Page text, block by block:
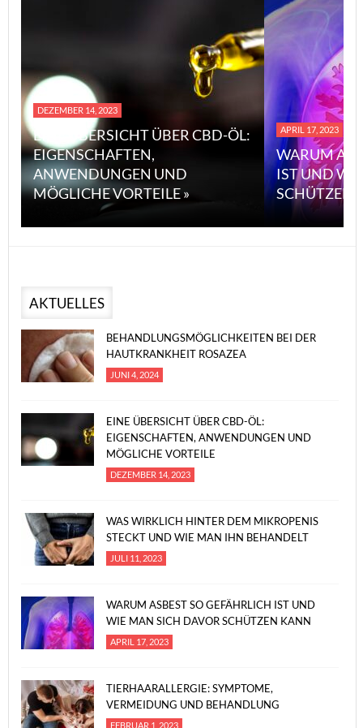
DEZEMBER 14, 2023
EINE ÜBERSICHT ÜBER CBD-ÖL:
EIGENSCHAFTEN,
ANWENDUNGEN UND
MÖGLICHE VORTEILE »
APRIL 17, 2023
WARUM
IST UND
SCHÜTZEN
AKTUELLES
BEHANDLUNGSMÖGLICHKEITEN BEI DER
HAUTKRANKHEIT ROSAZEA
JUNI 4, 2024
EINE ÜBERSICHT ÜBER CBD-ÖL:
EIGENSCHAFTEN, ANWENDUNGEN UND
MÖGLICHE VORTEILE
DEZEMBER 14, 2023
WAS WIRKLICH HINTER DEM MIKROPENIS
STECKT UND WIE MAN IHN BEHANDELT
JULI 11, 2023
WARUM ASBEST SO GEFÄHRLICH IST UND
WIE MAN SICH DAVOR SCHÜTZEN KANN
APRIL 17, 2023
TIERHAARALLERGIE: SYMPTOME,
VERMEIDUNG UND BEHANDLUNG
FEBRUAR 1, 2023